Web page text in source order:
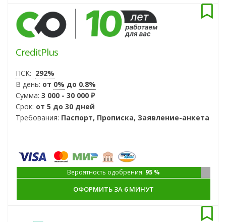
Вероятность одобрения: 95 %
CreditPlus
ПСК: 292%
В день: от 0% до 0.8%
Сумма: 3 000 - 30 000 ₽
Срок: от 5 до 30 дней
Требования: Паспорт, Прописка, Заявление-анкета
ОФОРМИТЬ ЗА 6 МИНУТ